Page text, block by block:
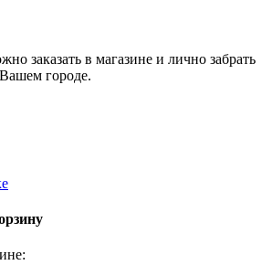
заказать в магазине и лично забрать
городе.